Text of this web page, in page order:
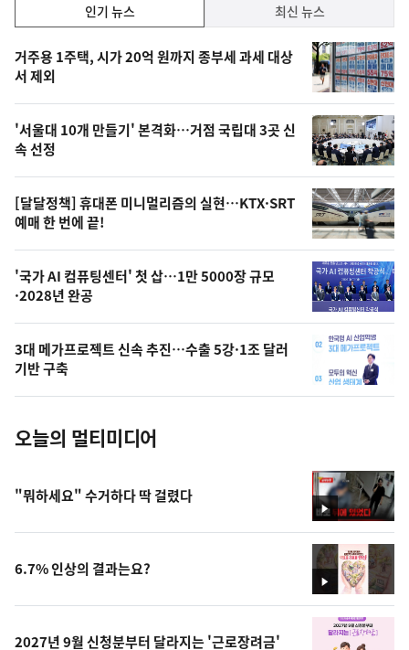
기,
최
신,
오
늘
의
영
상
오
의
사
진
인기 뉴스 최신 뉴스
기
뉴
스
거주용 1주택, 시가 20억 원까지 종부세 과세 대상
서 제외
'서울대 10개 만들기' 본격화…거점 국립대 3곳 신
속 선정
[달달정책] 휴대폰 미니멀리즘의 실현…KTX·SRT
예매 한 번에 끝!
'국가 AI 컴퓨팅센터' 첫 삽…1만 5000장 규모
·2028년 완공
3대 메가프로젝트 신속 추진…수출 5강·1조 달러
기반 구축
오늘의 멀티미디어
영
상
"뭐하세요" 수거하다 딱 걸렸다
영
상
6.7% 인상의 결과는요?
2027년 9월 신청분부터 달라지는 '근로장려금'